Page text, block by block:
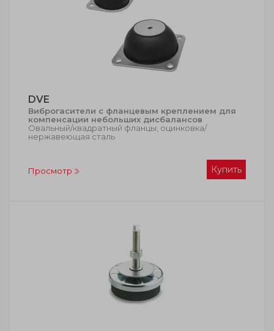
DVE
Виброгасители с фланцевым креплением для
компенсации небольших дисбалансов
Овальный/квадратный фланцы, оцинковка/
нержавеющая сталь
Просмотр Купить